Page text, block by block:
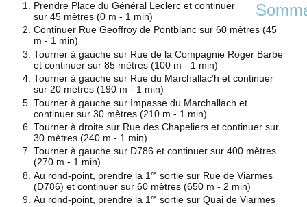
Prendre Place du Général Leclerc et continuer
sur 45 mètres (0 m - 1 min)
Continuer Rue Geoffroy de Pontblanc sur 60 mètres (45
m - 1 min)
Tourner à gauche sur Rue de la Compagnie Roger Barbe
et continuer sur 85 mètres (100 m - 1 min)
Tourner à gauche sur Rue du Marchallac’h et continuer
sur 20 mètres (190 m - 1 min)
Tourner à gauche sur Impasse du Marchallach et
continuer sur 30 mètres (210 m - 1 min)
Tourner à droite sur Rue des Chapeliers et continuer sur
30 mètres (240 m - 1 min)
Tourner à gauche sur D786 et continuer sur 400 mètres
(270 m - 1 min)
Au rond-point, prendre la 1 re sortie sur Rue de Viarmes
(D786) et continuer sur 60 mètres (650 m - 2 min)
Au rond-point, prendre la 1re sortie sur Quai de Viarmes